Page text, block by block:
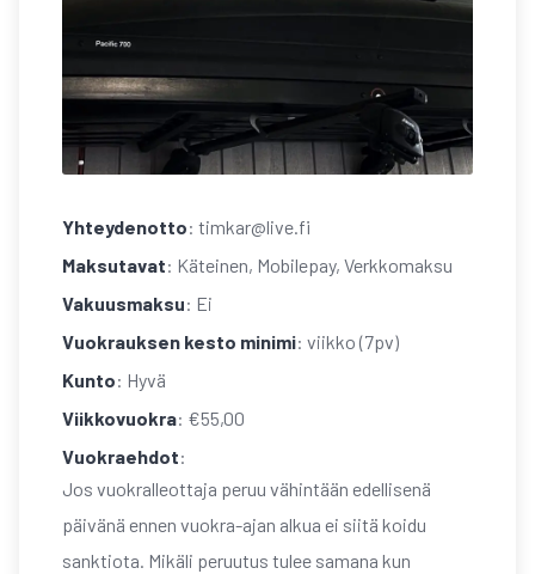
Yhteydenotto: timkar@live.fi
Maksutavat: Käteinen, Mobilepay, Verkkomaksu
Vakuusmaksu: Ei
Vuokrauksen kesto minimi: viikko (7pv)
Kunto: Hyvä
Viikkovuokra: €55,00
Vuokraehdot:
Jos vuokralleottaja peruu vähintään edellisenä
päivänä ennen vuokra-ajan alkua ei siitä koidu
sanktiota. Mikäli peruutus tulee samana kun